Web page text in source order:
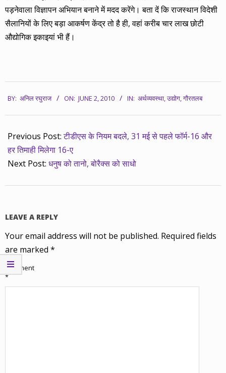
पड़नेवाला विज्ञापन अभियान बनाने में मदद करेंगे। बता दें कि राजस्थान विदेशी
सैलानियों के लिए बड़ा आकर्षण केंद्र तो है ही, वहां करीब चार लाख छोटी
औद्योगिक इकाइयां भी हैं।
06-
02
BY: अनिल रघुराज ON: JUNE 2, 2010 IN: अर्थव्यवस्था,उद्योग,गौरतलब
Previous Post:टीडीएस के नियम बदले, 31 मई से पहले फॉर्म-16 और
हर तिमाही मिलेगा 16-ए
Next Post: धनुष को तानो, बोरैक्स को साधो
LEAVE A REPLY
Your email address will not be published. Required fields
are marked *
Comment
*